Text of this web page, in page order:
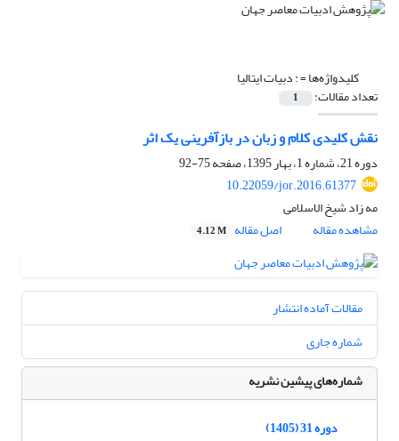
کلیدواژه‌ها =: دبیات ایتالیا
تعداد مقالات: 1
نقش کلیدی کلام و زبان در بازآفرینی یک اثر
دوره 21، شماره 1، بهار 1395، صفحه
75-92
10.22059/jor.2016.61377
مه زاد شیخ الاسلامی
مشاهده مقاله
اصل مقاله 4.12 M
مقالات آماده انتشار
شماره جاری
شماره‌های پیشین نشریه
دوره 31 (1405)